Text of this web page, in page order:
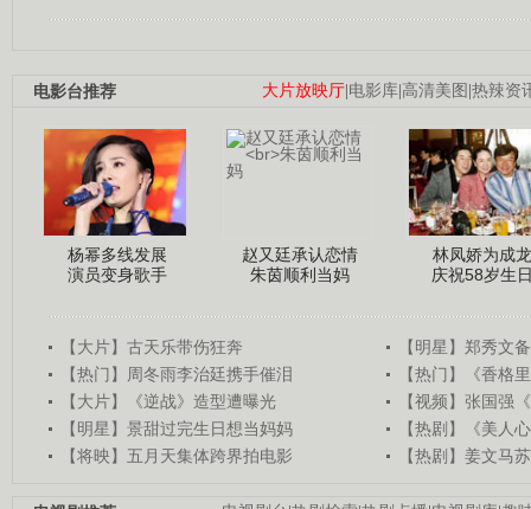
大片放映厅|电影库|高清美图 |热辣资
电影台推荐
杨幂多线发展
演员变身歌手
赵又廷承认恋情
朱茵顺利当妈
林凤娇为成龙
庆祝58岁生
【大片】古天乐带伤狂奔
【明星】郑秀文
【热门】周冬雨李治廷携手催泪
【热门】《香格
【大片】《逆战》造型遭曝光
【视频】张国强
【明星】景甜过完生日想当妈妈
【热剧】《美人
【将映】五月天集体跨界拍电影
【热剧】姜文马